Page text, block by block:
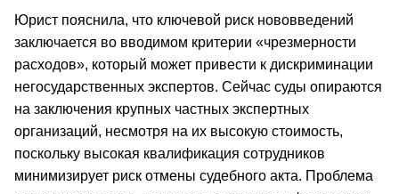
Юрист пояснила, что ключевой риск нововведений
заключается во вводимом критерии «чрезмерности
расходов», который может привести к дискриминации
негосударственных экспертов. Сейчас суды опираются
на заключения крупных частных экспертных
организаций, несмотря на их высокую стоимость,
поскольку высокая квалификация сотрудников
минимизирует риск отмены судебного акта. Проблема